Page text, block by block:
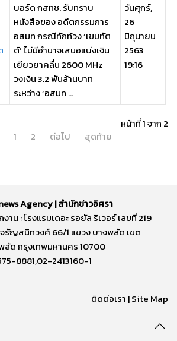
บอร์ด กสทช. รับทราบ
หนังสือของ อดีตกรรมการ
อสมท กรณีทักท้วง ‘เขมทัต
ต์’ ไม่มีอำนาจเสนอแบ่งเงิน
เยียวยาคลื่น 2600 MHz
วงเงิน 3.2 พันล้านบาท
ระหว่าง ‘อสมท ...
วันศุกร์,
26
มิถุนายน
2563
19:16
หน้าที่ 1 จาก 2
1 2 ต่อไป สุดท้าย
Agency | สำนักข่าวอิศรา
าน : โรงแรมเดอะ รอยัล ริเวอร์ เลขที่ 219
รัญสนิทวงศ์ 66/1 แขวง บางพลัด เขต
ลัด กรุงเทพมหานคร 10700
8881,02-2413160-1
ติดต่อเรา |Site Map